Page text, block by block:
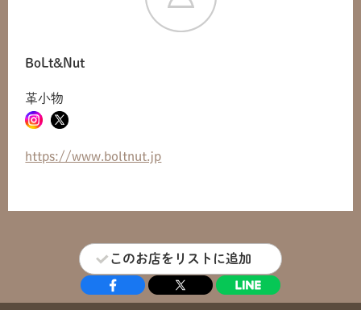
BoLt&Nut
革小物
https://www.boltnut.jp
このお店をリストに追加